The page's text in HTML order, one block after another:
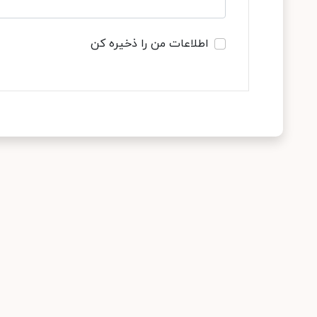
اطلاعات من را ذخیره کن